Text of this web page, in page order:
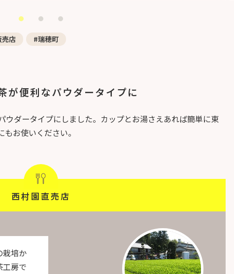
売店 #瑞穂町
が便利なパウダータイプに
ウダータイプにしました。カップとお湯さえあれば簡単に東
お使いください。
西村園直売店
栽培か
工房で